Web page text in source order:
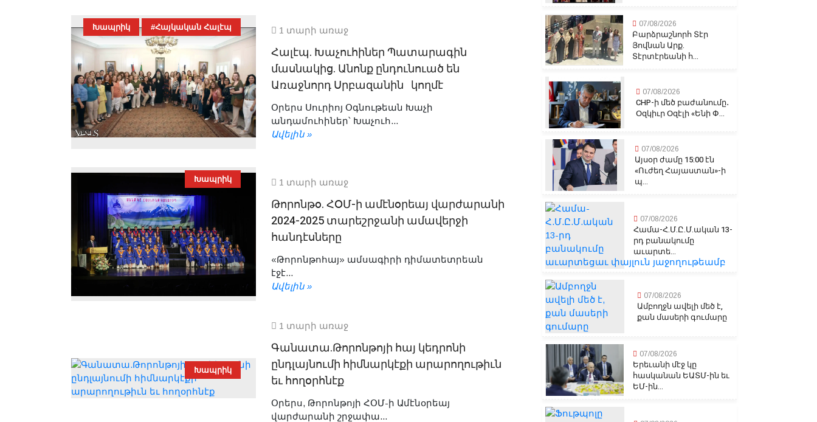
Խապրիկ #Հայկական Հալէպ 1 տարի առաջ
Հալէպ. Խաչուհիներ Պատարագին
մասնակից. Անոնք ընդունուած են
Առաջնորդ Սրբազանին կողմէ
Օրերս Սուրիոյ Օգնութեան Խաչի
անդամուհիներ՝ Խաչուհ...
Ավելին »
Խապրիկ 1 տարի առաջ
Թորոնթօ. ՀՕՄ-ի ամէնօրեայ վարժարանի
2024-2025 տարեշրջանի ամավերջի
հանդէսները
«Թորոնթոհայ» ամսագիրի դիմատետրեան
էջէ...
Ավելին »
Խապրիկ
1 տարի առաջ
Գանատա.Թորոնթոյի հայ կեդրոնի
ընդլայնումի հիմնարկէքի արարողութիւն
եւ հողօրհնէք
Օրերս, Թորոնթոյի ՀՕՄ-ի Ամէնօրեայ
վարժարանի շրջափա...
07/08/2026
Բարձրաշնորհ Տէր
Յովնան Արք.
Տէրտէրեանի հ...
07/08/2026
CHP-ի մեծ բաժանումը․
Օզկիւր Օզէլի «Ենի Փ...
07/08/2026
Այսօր ժամը 15:00 էն
«Ուժեղ Հայաստան»-ի
պ...
07/08/2026
Համա-Հ.Մ.Ը.Մ.ական 13-
րդ բանակումը
աւարտե...
07/08/2026
Ամբողջն ավելի մեծ է,
քան մասերի գումարը
07/08/2026
Երեւանի մէջ կը
հասկանան ԵԱՏՄ-ին եւ
ԵՄ-ին...